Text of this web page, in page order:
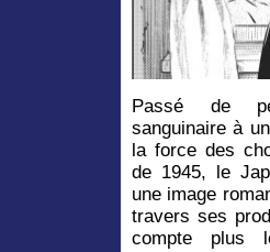
Passé de
sanguinaire à
la force des
de 1945, le
une image
travers ses
compte plus